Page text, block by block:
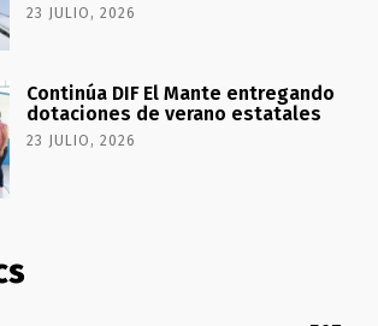
23 JULIO, 2026
Continúa DIF El Mante entregando
dotaciones de verano estatales
23 JULIO, 2026